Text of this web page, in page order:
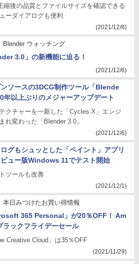
縮後の品質とファイルサイズを確認できる
ーダイアログも便利
(2021/12/8)
Blender ウォッチング
3.0」の新機能に迫る！
(2021/12/6)
ソースの3DCG制作ツール「Blende
年以上ぶりのメジャーアップデート
クチャーを一新した「Cycles X」エンジ
れ変わった「Blender 3.0」
(2021/12/6)
グもシュッとした「ペイント」アプリ
ュー版Windows 11でテスト開始
ツールも改善
(2021/12/1)
本日みつけたお買い得情報
365 Personal」が20％OFF！ Am
ラックフライデーセール
Creative Cloud」は35％OFF
(2021/11/29)